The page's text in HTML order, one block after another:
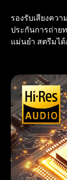
รองรับเสียงคว
ประกันการถ่าย
แม่นยำ สตรีมได้